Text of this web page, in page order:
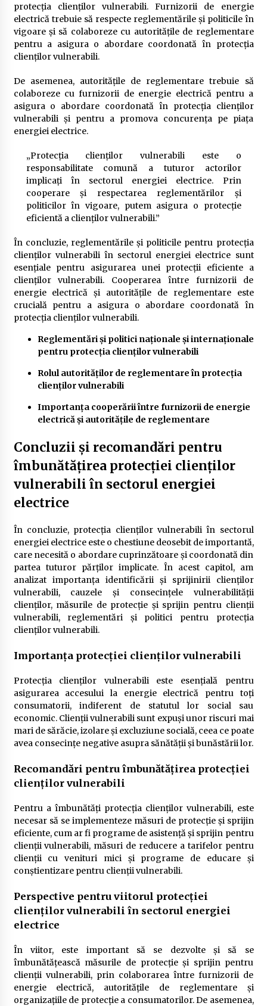
protecția clienților vulnerabili. Furnizorii de energie
electrică trebuie să respecte reglementările și politicile în
vigoare și să colaboreze cu autoritățile de reglementare
pentru a asigura o abordare coordonată în protecția
clienților vulnerabili.
De asemenea, autoritățile de reglementare trebuie să
colaboreze cu furnizorii de energie electrică pentru a
asigura o abordare coordonată în protecția clienților
vulnerabili și pentru a promova concurența pe piața
energiei electrice.
„Protecția clienților vulnerabili este o
responsabilitate comună a tuturor actorilor
implicați în sectorul energiei electrice. Prin
cooperare și respectarea reglementărilor și
politicilor în vigoare, putem asigura o protecție
eficientă a clienților vulnerabili.”
În concluzie, reglementările și politicile pentru protecția
clienților vulnerabili în sectorul energiei electrice sunt
esențiale pentru asigurarea unei protecții eficiente a
clienților vulnerabili. Cooperarea între furnizorii de
energie electrică și autoritățile de reglementare este
crucială pentru a asigura o abordare coordonată în
protecția clienților vulnerabili.
Reglementări și politici naționale și internaționale
pentru protecția clienților vulnerabili
Rolul autorităților de reglementare în protecția
clienților vulnerabili
Importanța cooperării între furnizorii de energie
electrică și autoritățile de reglementare
Concluzii și recomandări pentru
îmbunătățirea protecției clienților
vulnerabili în sectorul energiei
electrice
În concluzie, protecția clienților vulnerabili în sectorul
energiei electrice este o chestiune deosebit de importantă,
care necesită o abordare cuprinzătoare și coordonată din
partea tuturor părților implicate. În acest capitol, am
analizat importanța identificării și sprijinirii clienților
vulnerabili, cauzele și consecințele vulnerabilității
clienților, măsurile de protecție și sprijin pentru clienții
vulnerabili, reglementări și politici pentru protecția
clienților vulnerabili.
Importanța protecției clienților vulnerabili
Protecția clienților vulnerabili este esențială pentru
asigurarea accesului la energie electrică pentru toți
consumatorii, indiferent de statutul lor social sau
economic. Clienții vulnerabili sunt expuși unor riscuri mai
mari de sărăcie, izolare și excluziune socială, ceea ce poate
avea consecințe negative asupra sănătății și bunăstării lor.
Recomandări pentru îmbunătățirea protecției
clienților vulnerabili
Pentru a îmbunătăți protecția clienților vulnerabili, este
necesar să se implementeze măsuri de protecție și sprijin
eficiente, cum ar fi programe de asistență și sprijin pentru
clienții vulnerabili, măsuri de reducere a tarifelor pentru
clienții cu venituri mici și programe de educare și
conștientizare pentru clienții vulnerabili.
Perspective pentru viitorul protecției
clienților vulnerabili în sectorul energiei
electrice
În viitor, este important să se dezvolte și să se
îmbunătățească măsurile de protecție și sprijin pentru
clienții vulnerabili, prin colaborarea între furnizorii de
energie electrică, autoritățile de reglementare și
organizațiile de protecție a consumatorilor. De asemenea,